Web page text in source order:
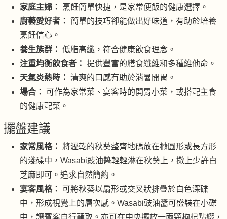
家庭主婦：
烹飪簡單快捷，是家常便飯的健康選擇。
廚藝愛好者： 簡單的技巧卻能做出好味道，有助於培養
烹飪信心。
養生族群： 低脂高纖，符合健康飲食理念。
注重均衡飲食者： 提供豐富的膳食纖維和多種維他命。
天氣炎熱時： 清爽的口感有助於消暑開胃。
場合：
可作為家常菜、宴客時的開胃小菜，或搭配主食
的健康配菜。
擺盤建議
家常風格： 將瀝乾的秋葵整齊地碼放在橢圓形或長方形
的淺碟中，Wasabi豉油醬輕輕淋在秋葵上，撒上少許白
芝麻即可。追求自然簡約。
宴客風格：
可將秋葵以扇形或交叉狀排疊於白色深碟
中，形成視覺上的層次感。Wasabi豉油醬可盛裝在小碟